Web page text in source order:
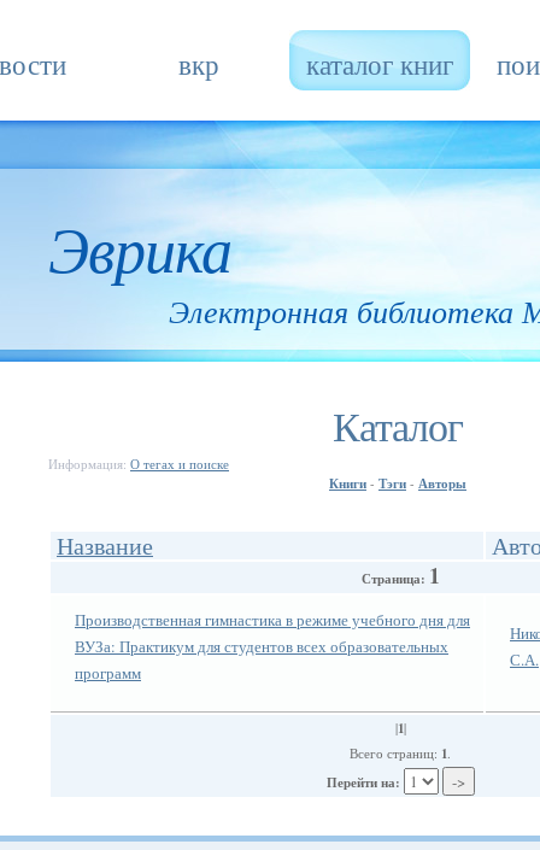
вкр каталог книг
Эврика
Электронная
Каталог
Информация: О тегах и поиске
Книги - Тэги - Авторы
Название
Страница: 1
Производственная гимнастика в режиме учебного дня для
ВУЗа: Практикум для студентов всех образовательных
программ
С.А.
|1|
Всего страниц: 1.
Перейти на: